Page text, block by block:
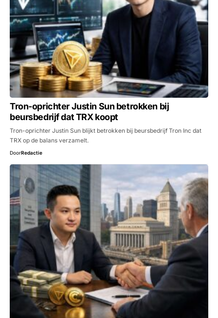
Tron-oprichter Justin Sun betrokken bij
beursbedrijf dat TRX koopt
Tron-oprichter Justin Sun blijkt betrokken bij beursbedrijf Tron Inc dat
TRX op de balans verzamelt.
DoorRedactie